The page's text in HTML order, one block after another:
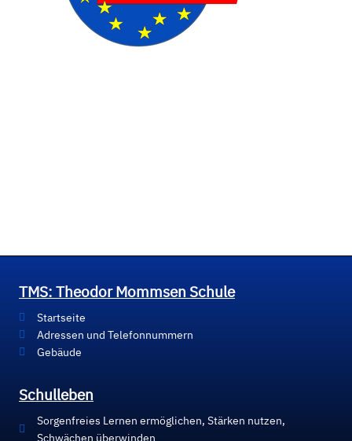
TMS: Theodor Mommsen Schule
Startseite
Adressen und Telefonnummern
Gebäude
Schulleben
Sorgenfreies Lernen ermöglichen, Stärken nutzen,
Schwächen überwinden